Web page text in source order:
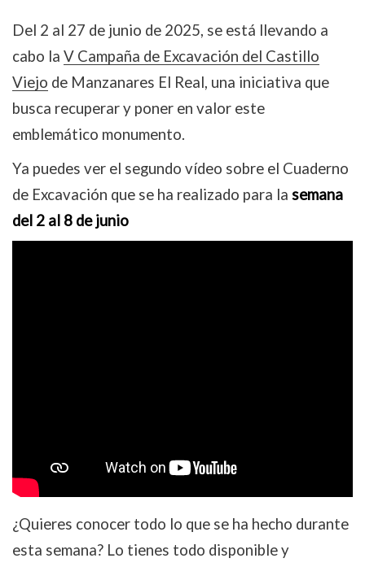
Del 2 al 27 de junio de 2025, se está llevando a
cabo la V Campaña de Excavación del Castillo
Viejo de Manzanares El Real, una iniciativa que
busca recuperar y poner en valor este
emblemático monumento.
Ya puedes ver el segundo vídeo sobre el Cuaderno
de Excavación que se ha realizado para la semana
del 2 al 8 de junio
¿Quieres conocer todo lo que se ha hecho durante
esta semana? Lo tienes todo disponible y